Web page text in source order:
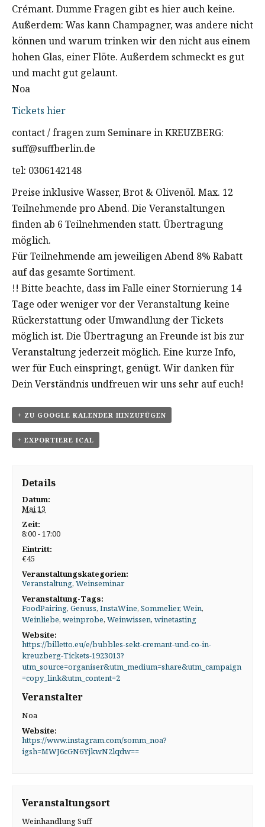
Crémant. Dumme Fragen gibt es hier auch keine.
Außerdem: Was kann Champagner, was andere nicht
können und warum trinken wir den nicht aus einem
hohen Glas, einer Flöte. Außerdem schmeckt es gut
und macht gut gelaunt.
Noa
Tickets hier
contact / fragen zum Seminare in KREUZBERG:
suff@suffberlin.de
tel: 0306142148
Preise inklusive Wasser, Brot & Olivenöl. Max. 12
Teilnehmende pro Abend. Die Veranstaltungen
finden ab 6 Teilnehmenden statt. Übertragung
möglich.
Für Teilnehmende am jeweiligen Abend 8% Rabatt
auf das gesamte Sortiment.
!! Bitte beachte, dass im Falle einer Stornierung 14
Tage oder weniger vor der Veranstaltung keine
Rückerstattung oder Umwandlung der Tickets
möglich ist. Die Übertragung an Freunde ist bis zur
Veranstaltung jederzeit möglich. Eine kurze Info,
wer für Euch einspringt, genügt. Wir danken für
Dein Verständnis undfreuen wir uns sehr auf euch!
+ ZU GOOGLE KALENDER HINZUFÜGEN
+ EXPORTIERE ICAL
Details
Datum:
Mai 13
Zeit:
8:00 - 17:00
Eintritt:
€45
Veranstaltungskategorien:
Veranstaltung,Weinseminar
Veranstaltung-Tags:
FoodPairing,Genuss,InstaWine,Sommelier,Wein,
Weinliebe,weinprobe,Weinwissen,winetasting
Website:
https://billetto.eu/e/bubbles-sekt-cremant-und-co-in-
kreuzberg-Tickets-1923013?
utm_source=organiser&utm_medium=share&utm_campaign
=copy_link&utm_content=2
Veranstalter
Noa
Website:
https://www.instagram.com/somm_noa?
igsh=MWJ6cGN6YjkwN2lqdw==
Veranstaltungsort
Weinhandlung Suff